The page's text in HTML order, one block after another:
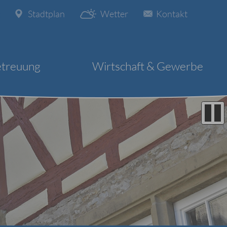
Kontakt
Wetter
Stadtplan
Wirtschaft & Gewerbe